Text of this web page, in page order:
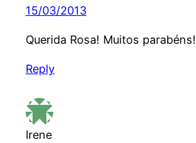
15/03/2013
Querida Rosa! Muitos parabéns!
Reply
Irene